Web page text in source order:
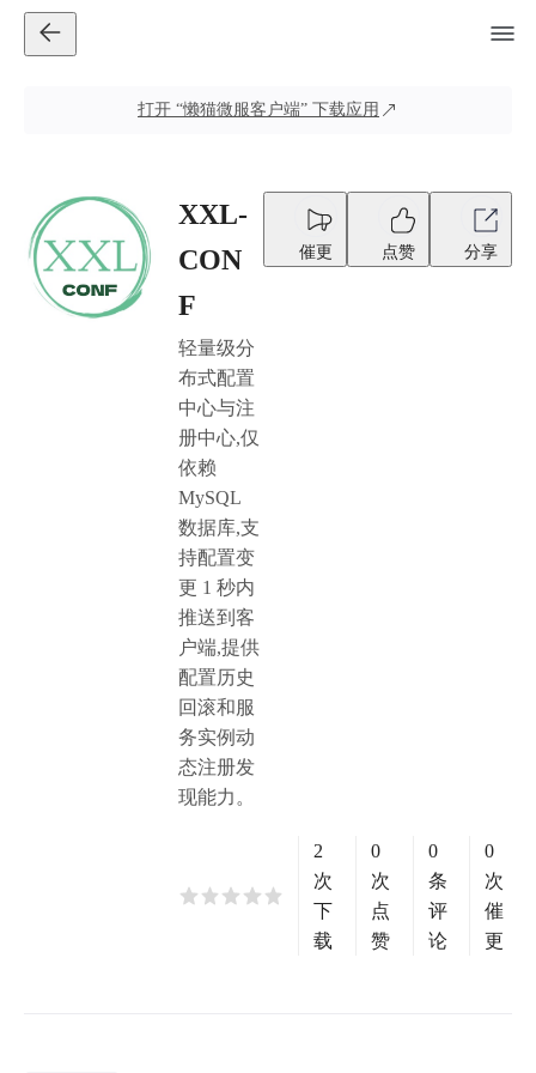
打开 “懒猫微服客户端” 下载应用
XXL-
CON
F
轻量级分
布式配置
中心与注
册中心,仅
依赖
MySQL
数据库,支
持配置变
更 1 秒内
推送到客
户端,提供
配置历史
回滚和服
务实例动
态注册发
现能力。
催更 点赞 分享
2
次
下
载
0
次
点
赞
0
条
评
论
0
次
催
更